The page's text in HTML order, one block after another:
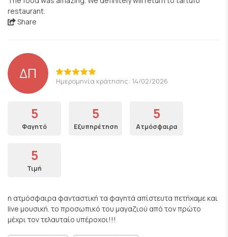
restaurant.
Share
ΔΠ Ημερομηνία κράτησης: 14/02/2026
5
Φαγητό
5
Εξυπηρέτηση
5
Ατμόσφαιρα
5
Τιμή
η ατμόσφαιρα φανταστική τα φαγητά απίστευτα πετήχαμε και
live μουσική. το προσωπικό του μαγαζιού από τον πρώτο
μέχρι τον τελαυταίο υπέροχοι!!!